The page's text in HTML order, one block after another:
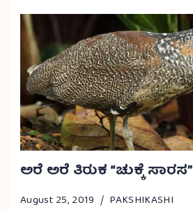
ಅರೆ ಅರೆ ತಿರುಕ “ಚುಕ್ಕೆ ಸಾರಸ”
August 25, 2019 PAKSHIKASHI